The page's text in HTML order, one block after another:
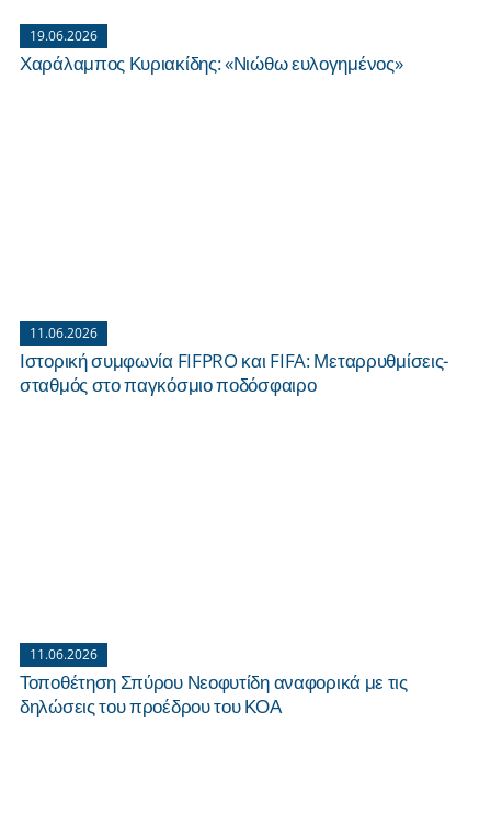
19.06.2026
Χαράλαμπος Κυριακίδης: «Νιώθω ευλογημένος»
11.06.2026
Ιστορική συμφωνία FIFPRO και FIFA: Μεταρρυθμίσεις-
σταθμός στο παγκόσμιο ποδόσφαιρο
11.06.2026
Τοποθέτηση Σπύρου Νεοφυτίδη αναφορικά με τις
δηλώσεις του προέδρου του ΚΟΑ